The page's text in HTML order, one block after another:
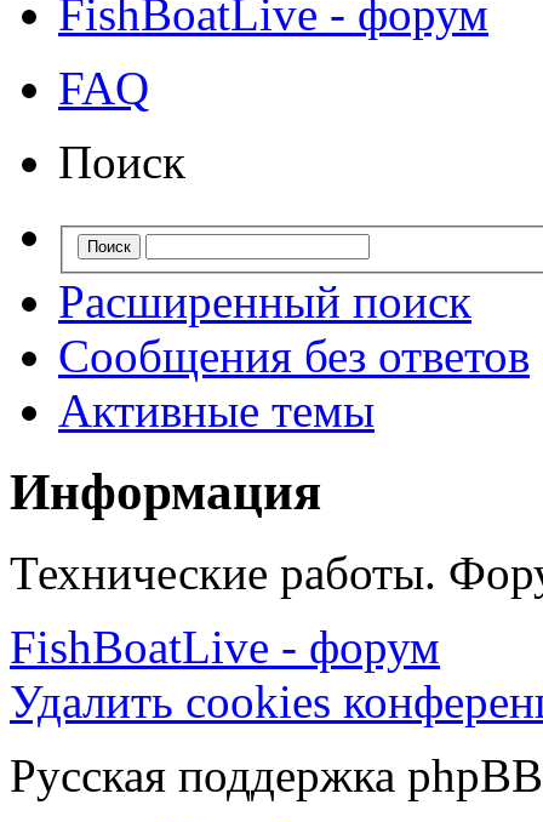
FishBoatLive - форум
FAQ
Поиск
Расширенный поиск
Сообщения без ответов
Активные темы
Информация
Технические работы.
FishBoatLive - форум
Удалить cookies
Русская поддержка phpBB